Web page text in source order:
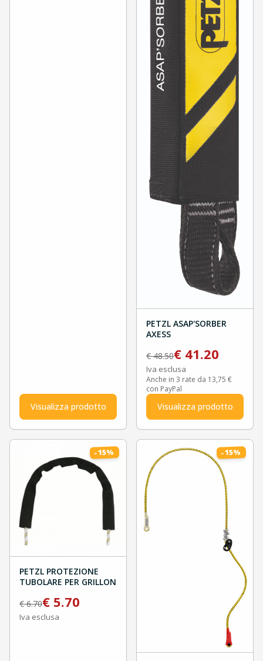
Visualizza prodotto
PETZL ASAP'SORBER
AXESS
€48.50€ 41.20
Iva esclusa
Anche in 3 rate da 13,75 €
con PayPal
Visualizza prodotto
-15%
PETZL PROTEZIONE
TUBOLARE PER GRILLON
€6.70€ 5.70
Iva esclusa
-15%